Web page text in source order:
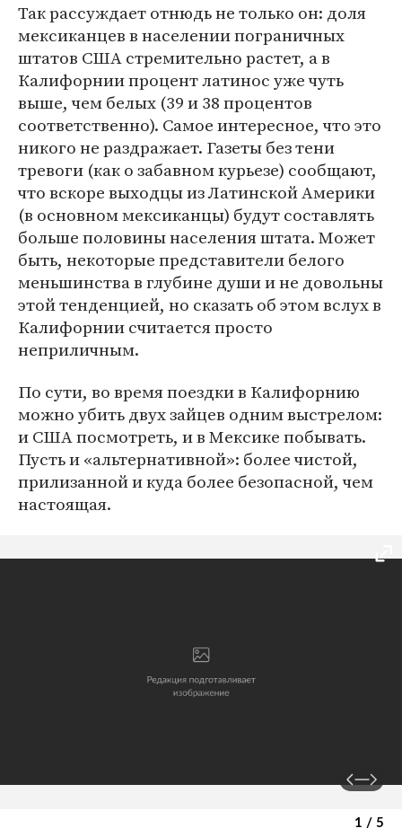
Так рассуждает отнюдь не только он: доля
мексиканцев в населении пограничных
штатов США стремительно растет, а в
Калифорнии процент латинос уже чуть
выше, чем белых (39 и 38 процентов
соответственно). Самое интересное, что это
никого не раздражает. Газеты без тени
тревоги (как о забавном курьезе) сообщают,
что вскоре выходцы из Латинской Америки
(в основном мексиканцы) будут составлять
больше половины населения штата. Может
быть, некоторые представители белого
меньшинства в глубине души и не довольны
этой тенденцией, но сказать об этом вслух в
Калифорнии считается просто
неприличным.
По сути, во время поездки в Калифорнию
можно убить двух зайцев одним выстрелом:
и США посмотреть, и в Мексике побывать.
Пусть и «альтернативной»: более чистой,
прилизанной и куда более безопасной, чем
настоящая.
1 / 5